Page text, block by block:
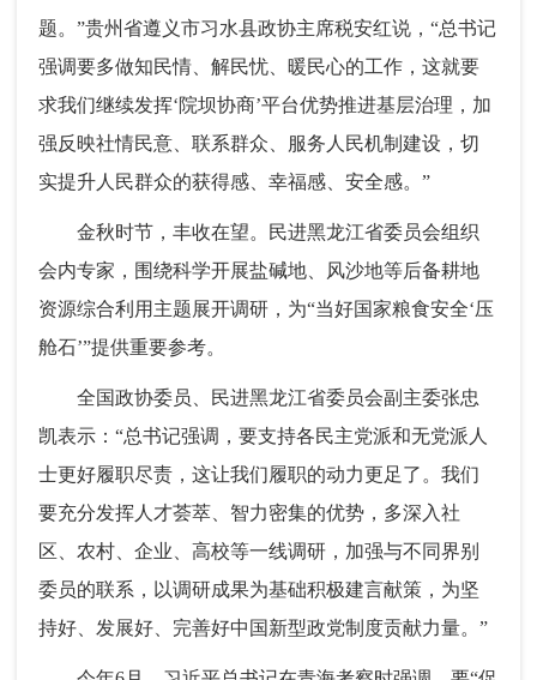
题。”贵州省遵义市习水县政协主席税安红说，“总书记
强调要多做知民情、解民忧、暖民心的工作，这就要
求我们继续发挥‘院坝协商’平台优势推进基层治理，加
强反映社情民意、联系群众、服务人民机制建设，切
实提升人民群众的获得感、幸福感、安全感。”
金秋时节，丰收在望。民进黑龙江省委员会组织
会内专家，围绕科学开展盐碱地、风沙地等后备耕地
资源综合利用主题展开调研，为“当好国家粮食安全‘压
舱石’”提供重要参考。
全国政协委员、民进黑龙江省委员会副主委张忠
凯表示：“总书记强调，要支持各民主党派和无党派人
士更好履职尽责，这让我们履职的动力更足了。我们
要充分发挥人才荟萃、智力密集的优势，多深入社
区、农村、企业、高校等一线调研，加强与不同界别
委员的联系，以调研成果为基础积极建言献策，为坚
持好、发展好、完善好中国新型政党制度贡献力量。”